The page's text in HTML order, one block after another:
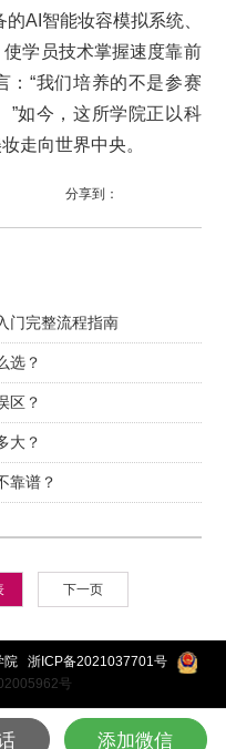
AI智能妆容模拟系统、
学员技术掌握速度靠前
：“我们培养的不是参赛
”如今，这所学院正以科
走向世界中央。
分享到：
门完整流程指南
选？
区？
大？
靠谱？
下一页
院 浙ICP备2021037701号
号
添加微信